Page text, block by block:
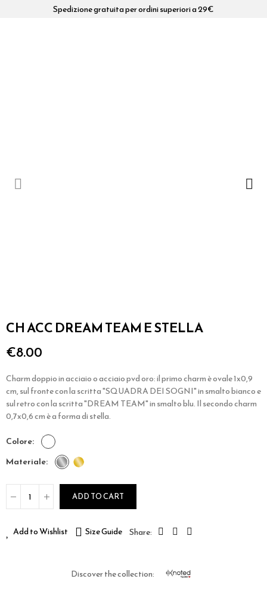
Spedizione gratuita per ordini superiori a 29€
CH ACC DREAM TEAM E STELLA
€8.00
Charm doppio in acciaio o acciaio pvd oro: il primo charm è ovale 1x0,9
cm, sul fronte con la scritta "SQUADRA DEI SOGNI" in smalto bianco e
sul retro con la scritta "DREAM TEAM" in smalto blu. Il secondo charm
0,7x0,6 cm è a forma di stella.
colore
materiale
ADD TO CART
Add to Wishlist Size Guide
Discover the collection: